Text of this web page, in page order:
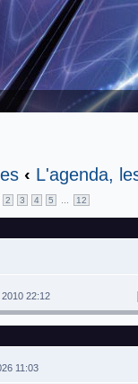
‹ L'agenda,
2 3 4 5 12
22:12
11:03